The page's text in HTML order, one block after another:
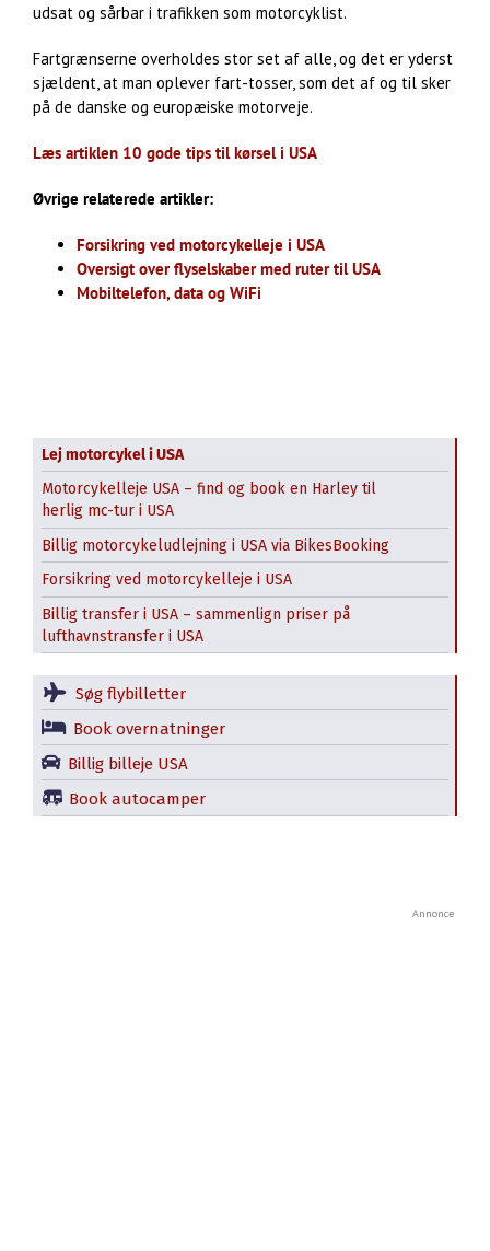
udsat og sårbar i trafikken som motorcyklist.
Fartgrænserne overholdes stor set af alle, og det er yderst
sjældent, at man oplever fart-tosser, som det af og til sker
på de danske og europæiske motorveje.
Læs artiklen 10 gode tips til kørsel i USA
Øvrige relaterede artikler:
Forsikring ved motorcykelleje i USA
Oversigt over flyselskaber med ruter til USA
Mobiltelefon, data og WiFi
Lej motorcykel i USA
Motorcykelleje USA – find og book en Harley til
herlig mc-tur i USA
Billig motorcykeludlejning i USA via BikesBooking
Forsikring ved motorcykelleje i USA
Billig transfer i USA – sammenlign priser på
lufthavnstransfer i USA
Søg flybilletter
Book overnatninger
Billig billeje USA
Book autocamper
Annonce